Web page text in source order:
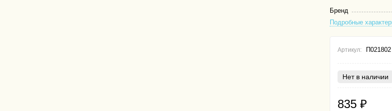
Бренд
Подробные
Артикул: П021802
Нет в наличии
835 ₽